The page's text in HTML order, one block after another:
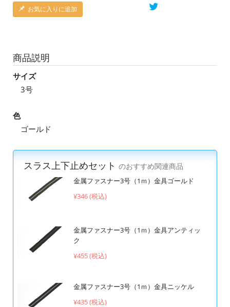
お気に入りに追加
商品説明
サイズ
3号
色
ゴールド
スラス上下止めセット のおすすめ関連商品
金属ファスナー3号（1ｍ）金具ゴールド
¥346 (税込)
金属ファスナー3号（1ｍ）金具アンティッ
ク
¥455 (税込)
金属ファスナー3号（1ｍ）金具ニッケル
¥435 (税込)